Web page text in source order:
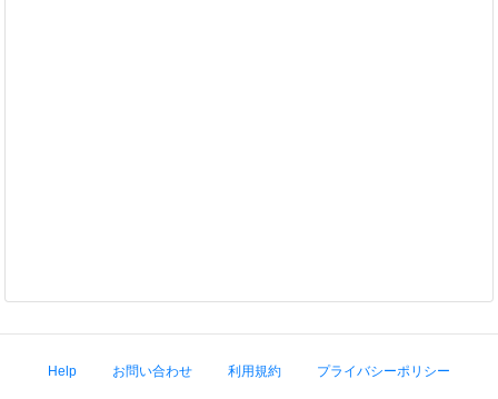
Help お問い合わせ 利用規約 プライバシーポリシー